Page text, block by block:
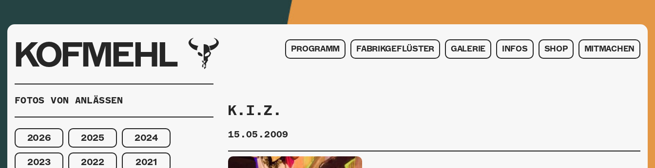
KOFMEHL PROGRAMM FABRIKGEFLÜSTER GALERIE INFOS SHOP MITMACHEN
K.I.Z.
15.05.2009
FOTOS VON ANLÄSSEN
2026 2025 2024
2023 2022 2021